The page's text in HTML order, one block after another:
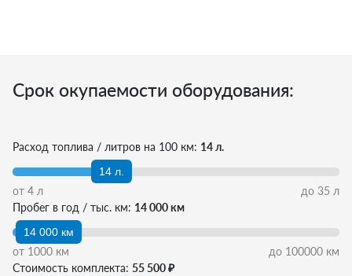
Срок окупаемости оборудования:
Расход топлива / литров на 100 км: 14 л.
14 л.
от 4 л до 35 л
Пробег в год / тыс. км: 14 000 км
14 000 км
от 1000 км до 100000 км
Стоимость комплекта: 55 500 ₽